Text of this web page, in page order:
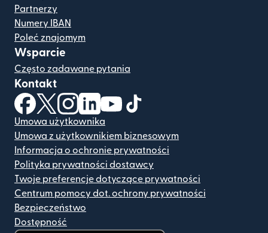
Partnerzy
Numery IBAN
Poleć znajomym
Wsparcie
Często zadawane pytania
Kontakt
(otwiera się w nowym oknie)
(otwiera się w nowym oknie)
(otwiera się w nowym oknie)
(otwiera się w nowym oknie)
(otwiera się w nowym oknie)
Umowa użytkownika
Umowa z użytkownikiem biznesowym
Informacja o ochronie prywatności
Polityka prywatności dostawcy
Twoje preferencje dotyczące prywatności
Centrum pomocy dot. ochrony prywatności
Bezpieczeństwo
Dostępność